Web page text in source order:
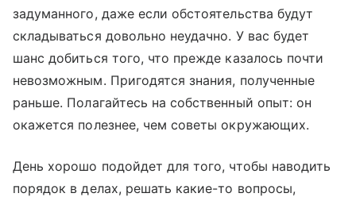
задуманного, даже если обстоятельства будут
складываться довольно неудачно. У вас будет
шанс добиться того, что прежде казалось почти
невозможным. Пригодятся знания, полученные
раньше. Полагайтесь на собственный опыт: он
окажется полезнее, чем советы окружающих.
День хорошо подойдет для того, чтобы наводить
порядок в делах, решать какие-то вопросы,